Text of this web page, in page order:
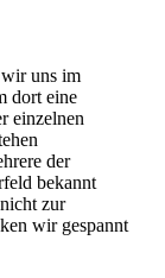
wir uns im
dort eine
einzelnen
der
bekannt
zur
wir gespannt